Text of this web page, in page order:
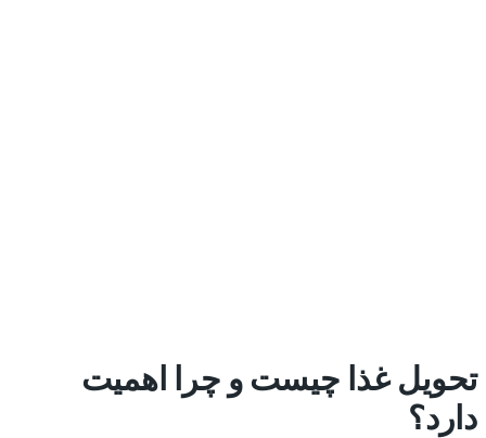
تحویل غذا چیست و چرا اهمیت
دارد؟